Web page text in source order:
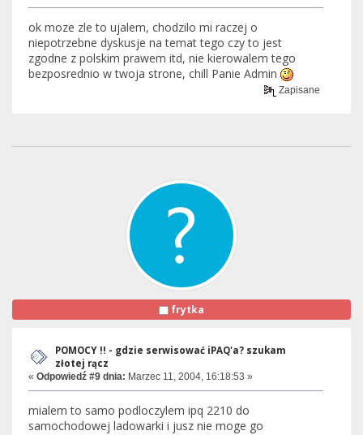
ok moze zle to ujalem, chodzilo mi raczej o
niepotrzebne dyskusje na temat tego czy to jest
zgodne z polskim prawem itd, nie kierowalem tego
bezposrednio w twoja strone, chill Panie Admin
Zapisane
frytka
POMOCY !! - gdzie serwisować iPAQ'a? szukam
złotej rącz
« Odpowiedź #9 dnia: Marzec 11, 2004, 16:18:53 »
mialem to samo podloczylem ipq 2210 do
samochodowej ladowarki i jusz nie moge go